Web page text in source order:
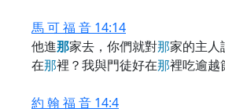
馬 可 福 音 14:14
他進那家去，你們就對那家的主人
在那裡？我與門徒好在那裡吃逾越
約 翰 福 音 14:4